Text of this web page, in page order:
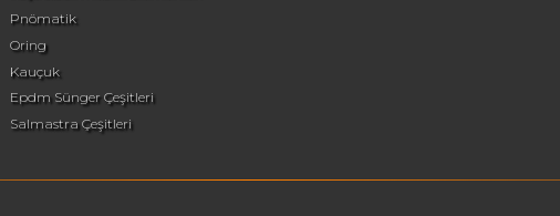
Pnömatik
Oring
Kauçuk
Epdm Sünger Çeşitleri
Salmastra Çeşitleri